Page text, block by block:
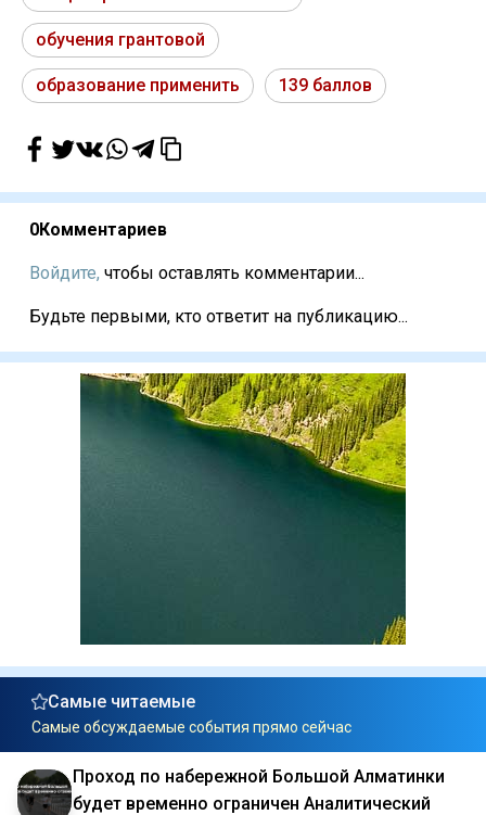
обучения грантовой
образование применить 139 баллов
0Комментариев
Войдите, чтобы оставлять комментарии...
Будьте первыми, кто ответит на публикацию...
Самые читаемые
Самые обсуждаемые события прямо сейчас
Проход по набережной Большой Алматинки
будет временно ограничен Аналитический